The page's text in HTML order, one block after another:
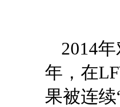
2014
年，在
果被连